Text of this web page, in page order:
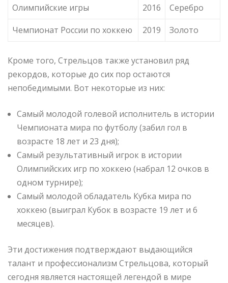
Олимпийские игры
2016
Серебро
Чемпионат России по хоккею
2019 Золото
Кроме того, Стрельцов также установил ряд
рекордов, которые до сих пор остаются
непобедимыми. Вот некоторые из них:
Самый молодой голевой исполнитель в истории
Чемпионата мира по футболу (забил гол в
возрасте 18 лет и 23 дня);
Самый результативный игрок в истории
Олимпийских игр по хоккею (набрал 12 очков в
одном турнире);
Самый молодой обладатель Кубка мира по
хоккею (выиграл Кубок в возрасте 19 лет и 6
месяцев).
Эти достижения подтверждают выдающийся
талант и профессионализм Стрельцова, который
сегодня является настоящей легендой в мире